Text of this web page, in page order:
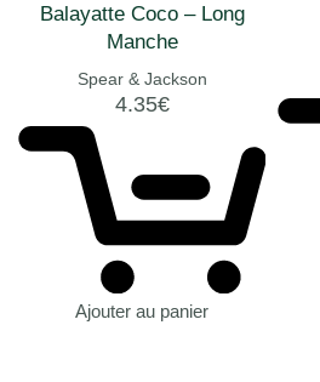
Balayatte Coco – Long
Manche
Spear & Jackson
4.35€
Ajouter au panier